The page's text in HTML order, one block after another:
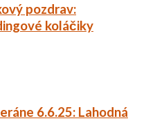
pozdrav:
koláčiky
6.6.25: Lahodná